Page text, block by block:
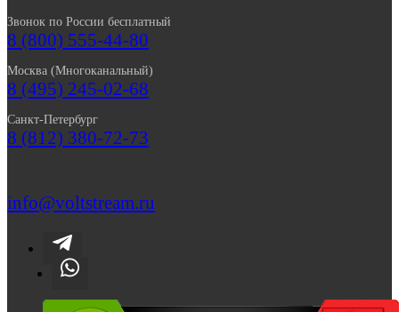
Звонок по России бесплатный
8 (800) 555-44-80
Москва (Многоканальный)
8 (495) 245-02-68
Санкт-Петербург
8 (812) 380-72-73
info@voltstream.ru